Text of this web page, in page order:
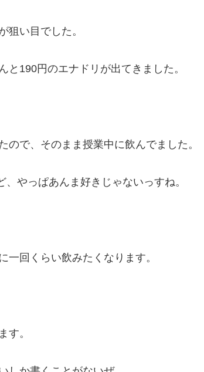
狙い目でした。
と190円のエナドリが出てきました。
ので、そのまま授業中に飲んでました。
やっぱあんま好きじゃないっすね。
一回くらい飲みたくなります。
す。